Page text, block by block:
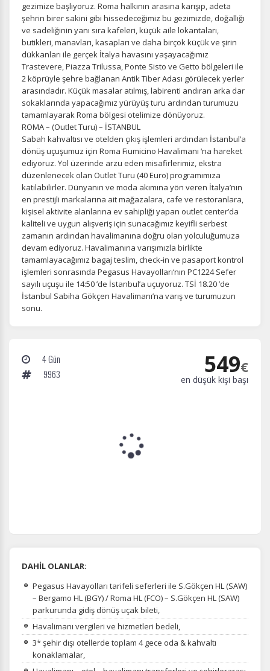
gezimize başlıyoruz. Roma halkının arasına karışıp, adeta
şehrin birer sakini gibi hissedeceğimiz bu gezimizde, doğallığı
ve sadeliğinin yanı sıra kafeleri, küçük aile lokantaları,
butikleri, manavları, kasapları ve daha birçok küçük ve şirin
dükkanları ile gerçek İtalya havasını yaşayacağımız
Trastevere, Piazza Trilussa, Ponte Sisto ve Getto bölgeleri ile
2 köprüyle şehre bağlanan Antik Tiber Adası görülecek yerler
arasındadır. Küçük masalar atılmış, labirenti andıran arka dar
sokaklarında yapacağımız yürüyüş turu ardından turumuzu
tamamlayarak Roma bölgesi otelimize dönüyoruz.
ROMA – (Outlet Turu) – İSTANBUL
Sabah kahvaltısı ve otelden çıkış işlemleri ardından İstanbul’a
dönüş uçuşumuz için Roma Fiumicino Havalimanı ‘na hareket
ediyoruz. Yol üzerinde arzu eden misafirlerimiz, ekstra
düzenlenecek olan Outlet Turu (40 Euro) programımıza
katılabilirler. Dünyanın ve moda akımına yön veren İtalya’nın
en prestijli markalarına ait mağazalara, cafe ve restoranlara,
kişisel aktivite alanlarına ev sahipliği yapan outlet center’da
kaliteli ve uygun alışveriş için sunacağımız keyifli serbest
zamanın ardından havalimanına doğru olan yolculuğumuza
devam ediyoruz. Havalimanına varışımızla birlikte
tamamlayacağımız bagaj teslim, check-in ve pasaport kontrol
işlemleri sonrasında Pegasus Havayolları‘nın PC1224 Sefer
sayılı uçuşu ile 14:50 ’de İstanbul’a uçuyoruz. TSİ 18.20 ’de
İstanbul Sabiha Gökçen Havalimanı’na varış ve turumuzun
sonu.
4 Gün
9963
549€
en düşük kişi başı
DAHİL OLANLAR:
Pegasus Havayolları tarifeli seferleri ile S.Gökçen HL (SAW)
– Bergamo HL (BGY) / Roma HL (FCO) – S.Gökçen HL (SAW)
parkurunda gidiş dönüş uçak bileti,
Havalimanı vergileri ve hizmetleri bedeli,
3* şehir dışı otellerde toplam 4 gece oda & kahvaltı
konaklamalar,